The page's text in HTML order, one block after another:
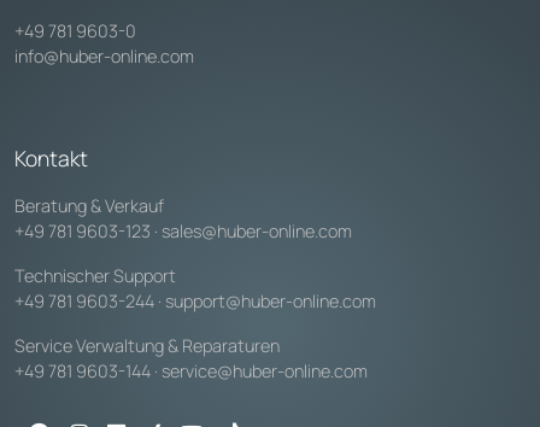
+49 781 9603-0
info@huber-online.com
Kontakt
Beratung & Verkauf
+49 781 9603-123 · sales@huber-online.com
Technischer Support
+49 781 9603-244 · support@huber-online.com
Service Verwaltung & Reparaturen
+49 781 9603-144 · service@huber-online.com